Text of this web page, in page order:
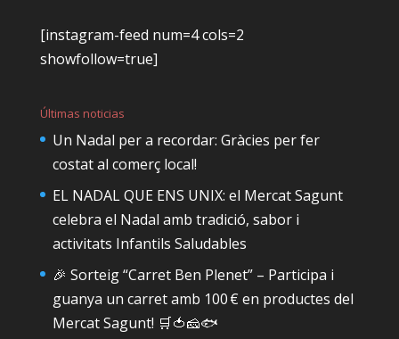
[instagram-feed num=4 cols=2
showfollow=true]
Últimas noticias
Un Nadal per a recordar: Gràcies per fer
costat al comerç local!
EL NADAL QUE ENS UNIX: el Mercat Sagunt
celebra el Nadal amb tradició, sabor i
activitats Infantils Saludables
🎉 Sorteig “Carret Ben Plenet” – Participa i
guanya un carret amb 100 € en productes del
Mercat Sagunt! 🛒🍅🧀🐟